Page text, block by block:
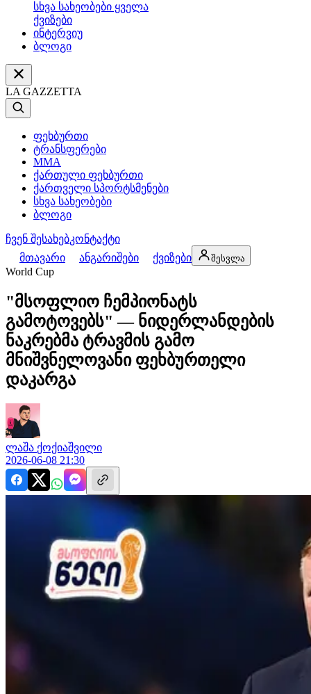
სხვა სახეობები ყველა
ქვიზები
ინტერვიუ
ბლოგი
LA GAZZETTA
ფეხბურთი
ტრანსფერები
MMA
ქართული ფეხბურთი
ქართველი სპორტსმენები
სხვა სახეობები
ბლოგი
ჩვენ შესახებკონტაქტი
მთავარი
ანგარიშები ქვიზები შესვლა
World Cup
"მსოფლიო ჩემპიონატს
გამოტოვებს" — ნიდერლანდების
ნაკრებმა ტრავმის გამო
მნიშვნელოვანი ფეხბურთელი
დაკარგა
ლაშა ქოქიაშვილი
2026-06-08 21:30